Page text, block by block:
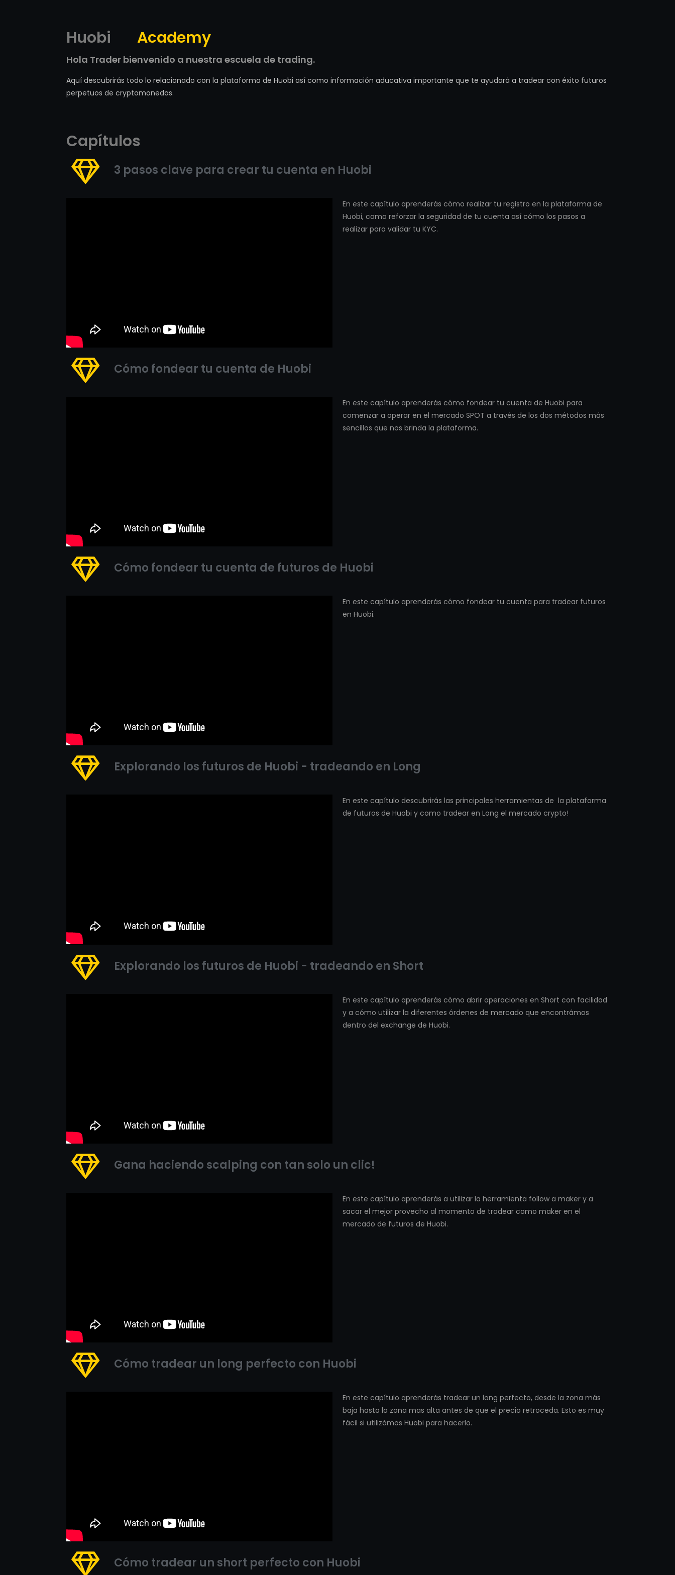
Huobi Academy
Hola Trader bienvenido a nuestra escuela de trading.
Aquí descubrirás todo lo relacionado con la plataforma de Huobi así como información aducativa importante que te ayudará a tradear con éxito futuros
perpetuos de cryptomonedas.
Capítulos
3 pasos clave para crear tu cuenta en Huobi
En este capítulo aprenderás cómo realizar tu registro en la plataforma de
Huobi, como reforzar la seguridad de tu cuenta así cómo los pasos a
realizar para validar tu KYC.
Cómo fondear tu cuenta de Huobi
En este capítulo aprenderás cómo fondear tu cuenta de Huobi para
comenzar a operar en el mercado SPOT a través de los dos métodos más
sencillos que nos brinda la plataforma.
Cómo fondear tu cuenta de futuros de Huobi
En este capítulo aprenderás cómo fondear tu cuenta para tradear futuros
en Huobi.
Explorando los futuros de Huobi - tradeando en Long
En este capítulo descubrirás las principales herramientas de la plataforma
de futuros de Huobi y como tradear en Long el mercado crypto!
Explorando los futuros de Huobi - tradeando en Short
En este capítulo aprenderás cómo abrir operaciones en Short con facilidad
y a cómo utilizar la diferentes órdenes de mercado que encontrámos
dentro del exchange de Huobi.
Gana haciendo scalping con tan solo un clic!
En este capítulo aprenderás a utilizar la herramienta follow a maker y a
sacar el mejor provecho al momento de tradear como maker en el
mercado de futuros de Huobi.
Cómo tradear un long perfecto con Huobi
En este capítulo aprenderás tradear un long perfecto, desde la zona más
baja hasta la zona mas alta antes de que el precio retroceda. Esto es muy
fácil si utilizámos Huobi para hacerlo.
Cómo tradear un short perfecto con Huobi